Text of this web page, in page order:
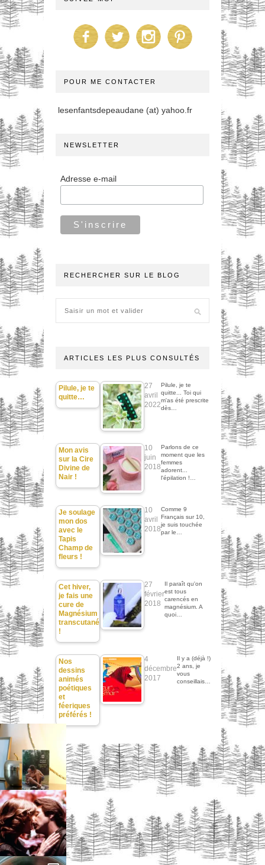
POUR ME CONTACTER
lesenfantsdepeaudane (at) yahoo.fr
NEWSLETTER
Adresse e-mail
RECHERCHER SUR LE BLOG
ARTICLES LES PLUS CONSULTÉS
Pilule, je te
quitte…
27
avril
2022
Pilule, je te
quitte... Toi qui
m'as été prescrite
dès…
Mon avis
sur la Cire
Divine de
Nair !
10
juin
2018
Parlons de ce
moment que les
femmes
adorent...
l'épilation !…
Je soulage
mon dos
avec le
Tapis
Champ de
fleurs !
10
avril
2018
Comme 9
Français sur 10,
je suis touchée
par le…
Cet hiver,
je fais une
cure de
Magnésium
transcutané
!
27
février
2018
Il paraît qu'on
est tous
carencés en
magnésium. A
quoi…
Nos
dessins
animés
poétiques
et
féeriques
préférés !
4
décembre
2017
Il y a (déjà !)
2 ans, je
vous
conseillais…